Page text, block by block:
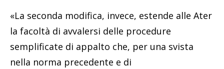
«La seconda modifica, invece, estende alle Ater
la facoltà di avvalersi delle procedure
semplificate di appalto che, per una svista
nella norma precedente e di